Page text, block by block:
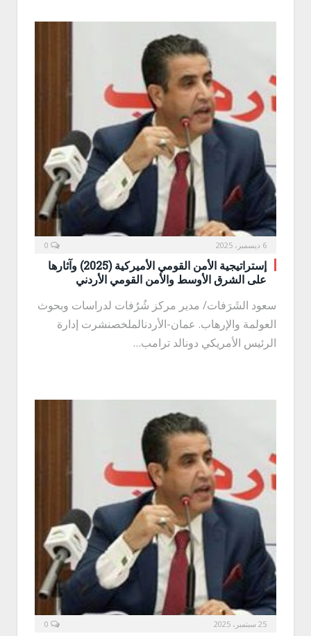
6 ديسمبر، 2025
إستراتيجية الأمن القومي الأميركية (2025) وآثارها
على الشرق الأوسط والأمن القومي الأردني
سعود الشَرَفات/ مدير مركز شُرُفات لدراسات وبحوث
العولمة والإرهاب. عمان-الأردنالملخصنشرت إدارة
الرئيس الأمريكي دونالد ترامب…
25 سبتمبر، 2025